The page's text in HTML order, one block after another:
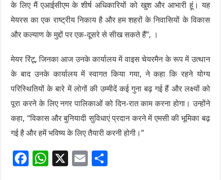
के लिए मैं एआईसीएम के शीर्ष अधिकारियों को खुश और आभारी हूं। यह
मेयरस का एक राष्ट्रीय निकाय है और हम शहरों के निवासियों के विकास
और कल्याण के मुद्दों पर एक-दूसरे से सीख सकते हैं”, ।
मेयर रिंटू, जिनका आज उनके कार्यालय में वाइस चेयरमैन के रूप में उत्थान
के बाद उनके कार्यालय में स्वागत किया गया, ने कहा कि रहने योग्य
परिस्थितियों के बारे में लोगों की उम्मीदें कई गुना बढ़ गई हैं और लक्ष्यों को
पूरा करने के लिए नगर पालिकाओं को दिन-रात काम करना होगा। उन्होंने
कहा, “विकास और बुनियादी सुविधाएं प्रदान करने में एमसी की भूमिका बढ़
गई है और हमें भविष्य के लिए तैयारी करनी होगी।”
F
W X
E